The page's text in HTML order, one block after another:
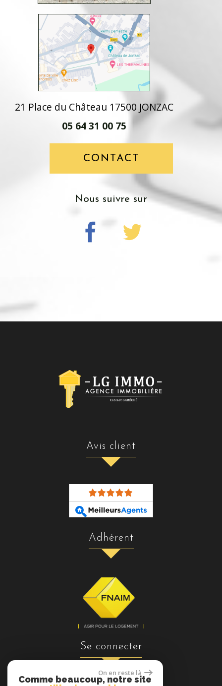
21 Place du Château 17500 JONZAC
05 64 31 00 75
CONTACT
nous suivre sur
avis client
adhérent
se connecter
On en reste là
Comme beaucoup, notre site